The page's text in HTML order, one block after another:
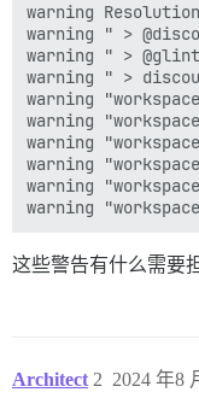
warning
warning " >
warning " > @glint/
warning " >
warning
warning
warning
warning
warning
这些警告有什么需要
Architect 2024 年8
2